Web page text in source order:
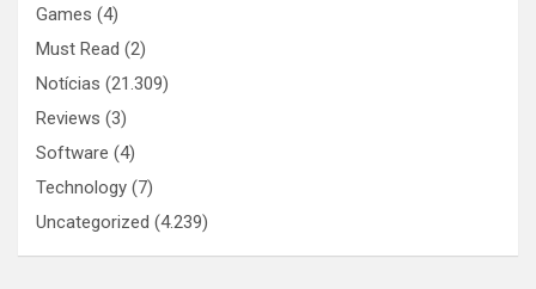
Games (4)
Must Read (2)
Notícias (21.309)
Reviews (3)
Software (4)
Technology (7)
Uncategorized (4.239)